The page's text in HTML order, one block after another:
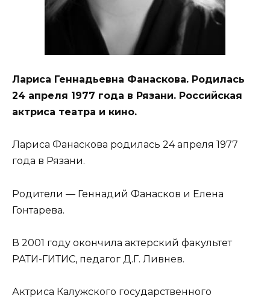
Лариса Геннадьевна Фанаскова. Родилась
24 апреля 1977 года в Рязани. Российская
актриса театра и кино.
Лариса Фанаскова родилась 24 апреля 1977
года в Рязани.
Родители — Геннадий Фанасков и Елена
Гонтарева.
В 2001 году окончила актерский факультет
РАТИ-ГИТИС, педагог Д.Г. Ливнев.
Актриса Калужского государственного